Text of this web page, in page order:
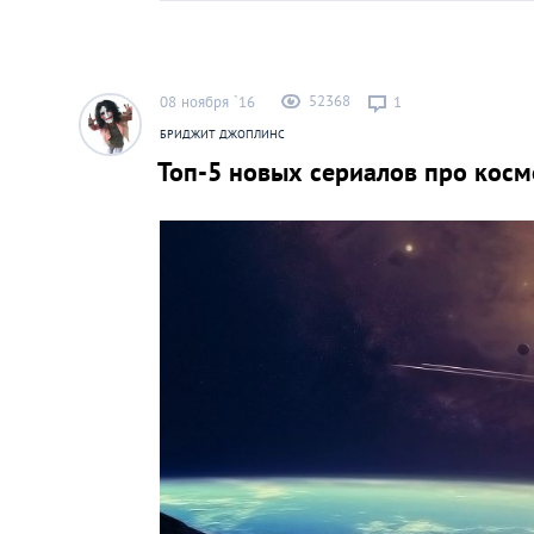
БРИДЖИТ ДЖОПЛИНС
08 ноября `16 52368 1
Топ-5 новых сериалов про